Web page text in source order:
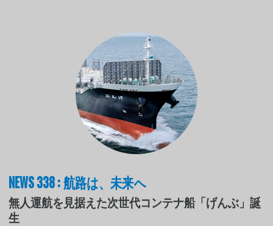
NEWS 338 : 航路は、未来へ
無人運航を見据えた次世代コンテナ船「げんぶ」誕
生